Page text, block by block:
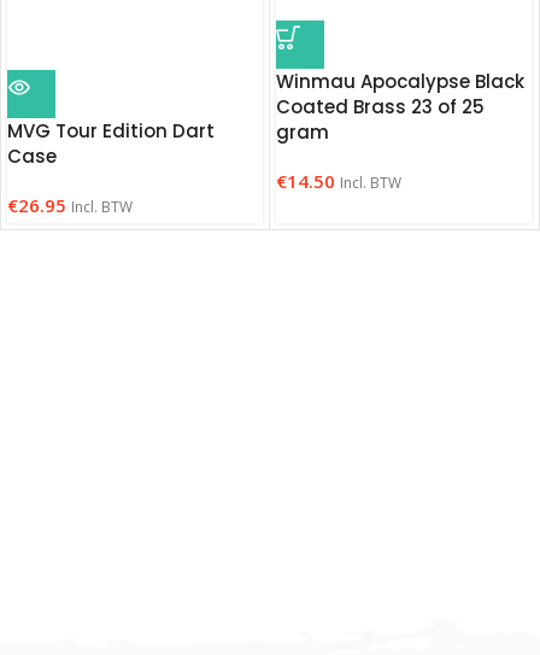
MVG Tour Edition Dart
Case
€26.95 Incl. BTW
Winmau Apocalypse Black
Coated Brass 23 of 25
gram
€14.50 Incl. BTW